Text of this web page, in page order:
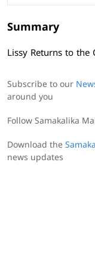
Summary
Lissy Returns to the
Subscribe to our
around you
Follow Samakalika
Download the
news updates